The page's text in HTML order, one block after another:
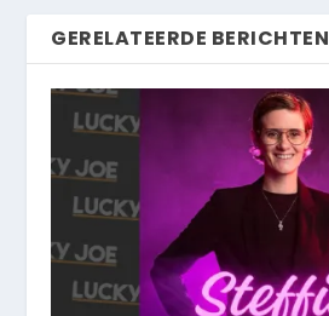
GERELATEERDE BERICHTEN